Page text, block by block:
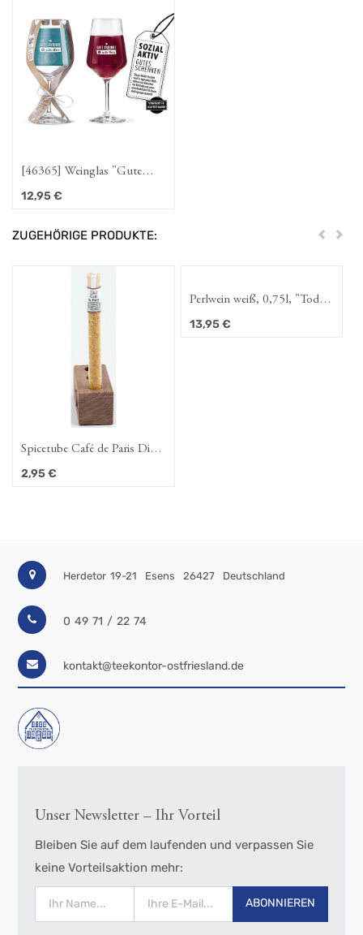
[46365] Weinglas "Gute
Freunde & guter Wein"
12,95€
ZUGEHÖRIGE PRODUKTE: Zurück
Spicetube Café de Paris Dip
15g
2,95€
Perlwein weiß, 0,75l, "Today
my name is Queen", 10,5%
13,95€
Herdetor 19-21 Esens 26427 Deutschland
0 49 71 / 22 74
kontakt@teekontor-ostfriesland.de
Unser Newsletter – Ihr Vorteil
Bleiben Sie auf dem laufenden und verpassen Sie
keine Vorteilsaktion mehr:
ABONNIEREN